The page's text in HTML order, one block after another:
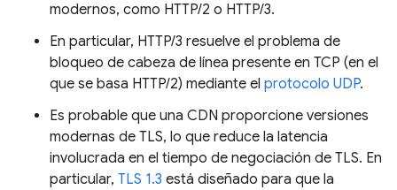
modernos, como HTTP/2 o HTTP/3.
En particular, HTTP/3 resuelve el problema de
bloqueo de cabeza de línea presente en TCP (en el
que se basa HTTP/2) mediante el protocolo UDP.
Es probable que una CDN proporcione versiones
modernas de TLS, lo que reduce la latencia
involucrada en el tiempo de negociación de TLS. En
particular, TLS 1.3 está diseñado para que la